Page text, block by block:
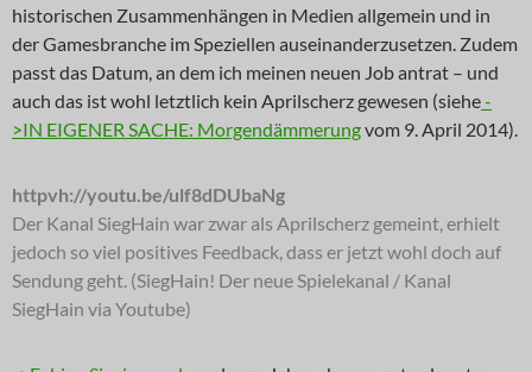
historischen Zusammenhängen in Medien allgemein und in
der Gamesbranche im Speziellen auseinanderzusetzen. Zudem
passt das Datum, an dem ich meinen neuen Job antrat – und
auch das ist wohl letztlich kein Aprilscherz gewesen (siehe-
>IN EIGENER SACHE: Morgendämmerungvom 9. April 2014).
httpvh://youtu.be/ulf8dDUbaNg
Der Kanal SiegHain war zwar als Aprilscherz gemeint, erhielt
jedoch so viel positives Feedback, dass er jetzt wohl doch auf
Sendung geht. (SiegHain! Der neue Spielekanal / Kanal
SiegHain via Youtube)